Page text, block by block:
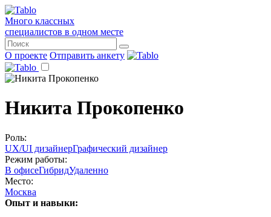
Много классных
специалистов в одном месте
О проекте Отправить анкету
Никита Прокопенко
Роль:
UX/UI дизайнерГрафический дизайнер
Режим работы:
В офисеГибридУдаленно
Место:
Москва
Опыт и навыки: